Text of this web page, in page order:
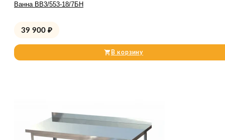
Ванна ВВ3/553-18/7БН
39 900 ₽
В корзину